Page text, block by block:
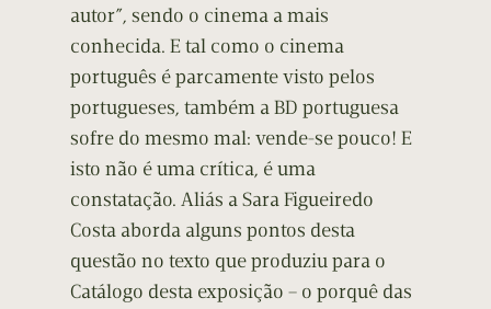
autor”, sendo o cinema a mais
conhecida. E tal como o cinema
português é parcamente visto pelos
portugueses, também a BD portuguesa
sofre do mesmo mal: vende-se pouco! E
isto não é uma crítica, é uma
constatação. Aliás a Sara Figueiredo
Costa aborda alguns pontos desta
questão no texto que produziu para o
Catálogo desta exposição – o porquê das